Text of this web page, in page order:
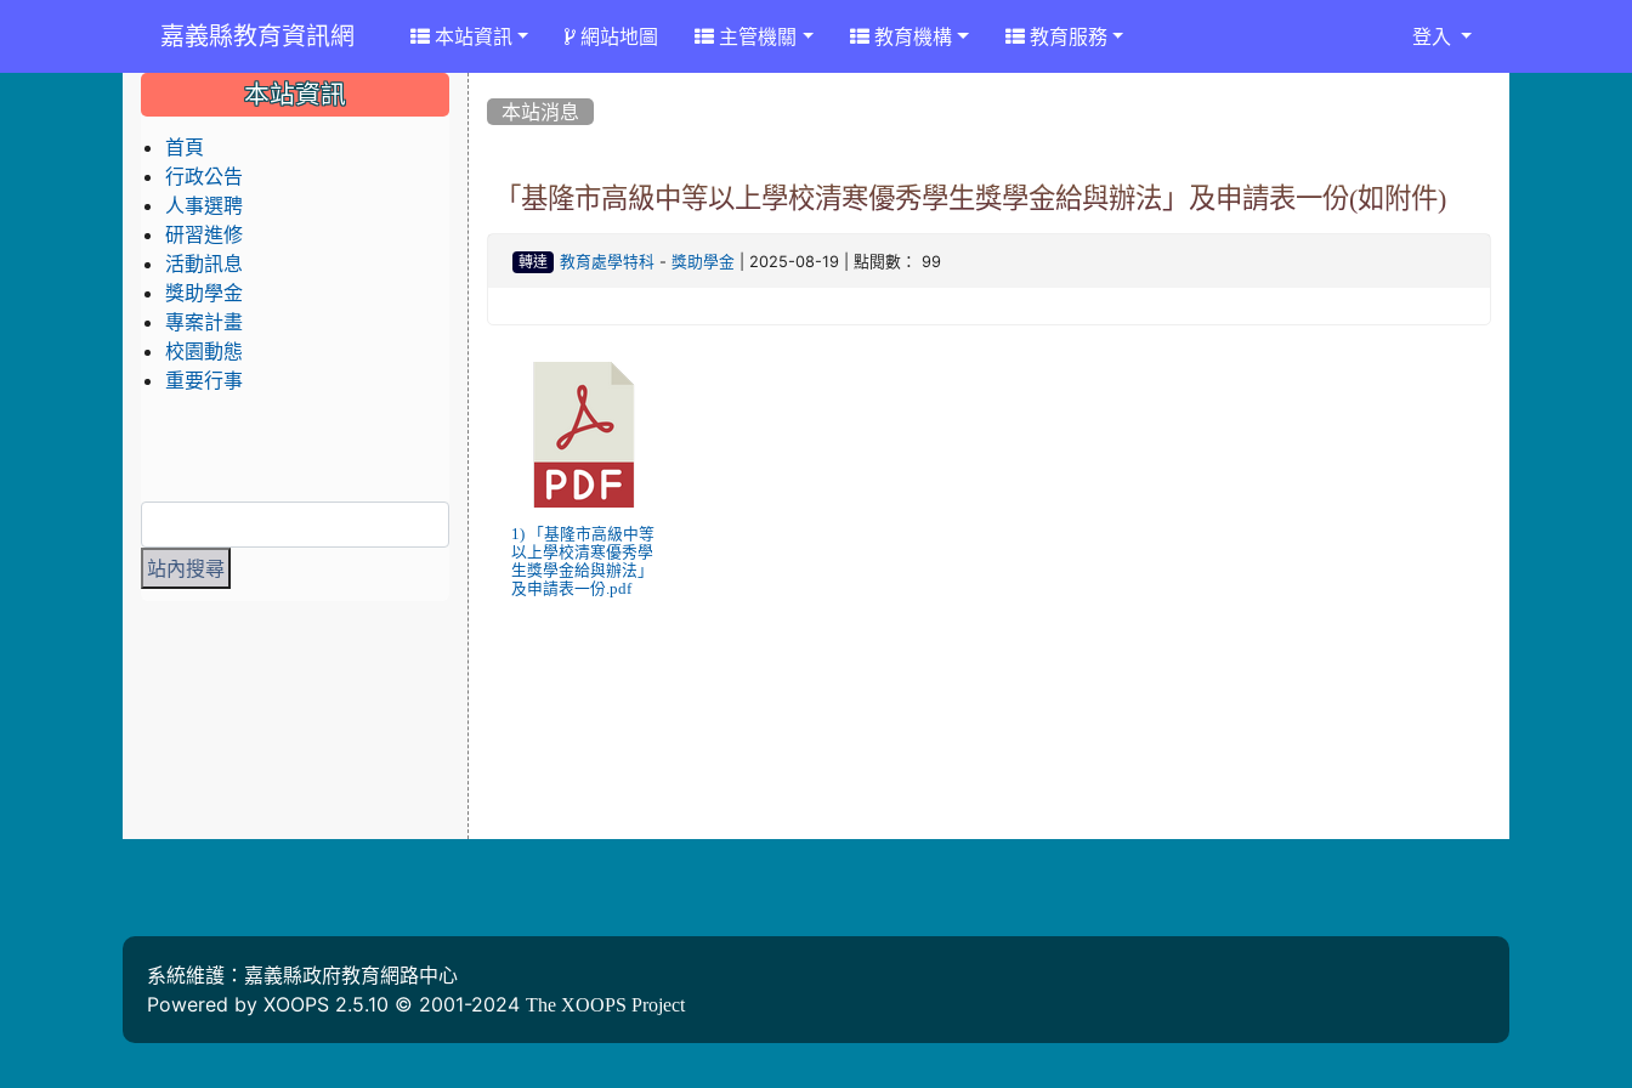
嘉義縣教育資訊網 本站資訊 網站地圖 主管機關 教育機構 教育服務 登入
本站消息
「基隆市高級中等以上學校清寒優秀學生獎學金給與辦法」及申請表一份(如附件)
轉達 教育處學特科 - 獎助學金 | 2025-08-19 | 點閱數： 99
1) 「基隆市高級中等
以上學校清寒優秀學
生獎學金給與辦法」
及申請表一份.pdf
::: 本站資訊
首頁
行政公告
人事選聘
研習進修
活動訊息
獎助學金
專案計畫
校園動態
重要行事
系統維護：嘉義縣政府教育網路中心
Powered by XOOPS 2.5.10 © 2001-2024 The XOOPS Project